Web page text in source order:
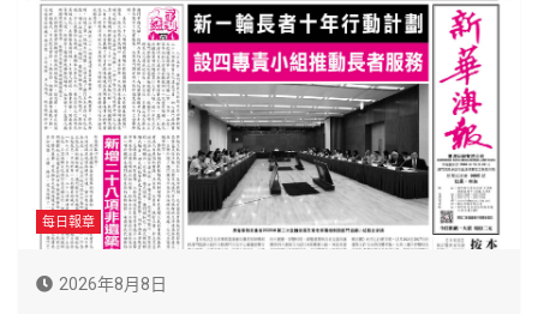
每日報章
2026年8月8日